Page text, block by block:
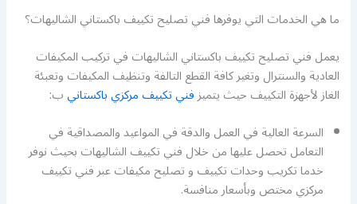
ما هي الخدمات التي يوفرها فني تصليح تكييف باكستاني الشاليهات؟
يعمل فني تصليح تكييف باكستاني الشاليهات في تركيب المكيفات
العادية والسنترال وتغير كافة القطع التالفة وتنظيف المكيفات وتعبئة
الغاز لأجهزة التكييف حيث يتميزفني تكييف مركزي باكستانيب:
السرعة العالية في العمل والدقة في المواعيد والمصداقية في
التعامل تحصل عليها من خلال فني تكييف الشاليهات بحيث نوفر
خدما تكريب وحدات تكييف و تصليح مكيفات عبر فني تكييف
مركزي مختص وبأسعار منافسة.